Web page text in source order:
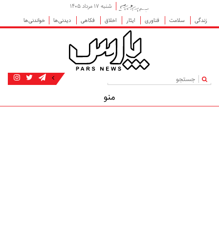
شنبه ۱۷ مرداد ۱۴۰۵
زندگی
سلامت فناوری ایثار اخلاق فکاهی دیدنی‌ها خواندنی‌ها
|
منو